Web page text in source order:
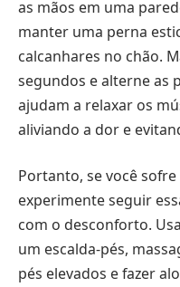
as mãos em uma
manter uma perna
calcanhares no chão.
segundos e alterne as
ajudam a relaxar os
aliviando a dor e
Portanto, se você
experimente seguir
com o desconforto.
um escalda-pés,
pés elevados e fazer